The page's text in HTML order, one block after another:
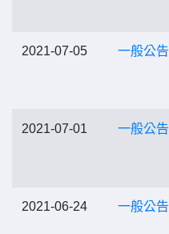
2021-07-05 一般公告
2021-07-01 一般公告
2021-06-24 一般公告